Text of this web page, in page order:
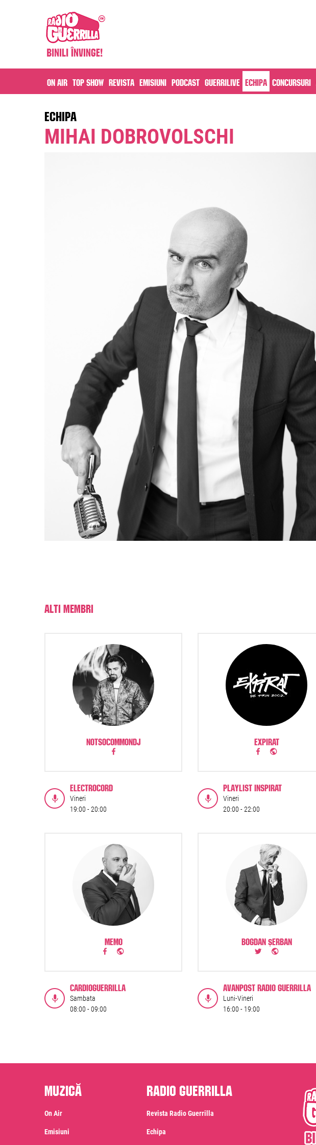
On air Top Show Revista Emisiuni Podcast Guerrilive Echipa Concursuri
ECHIPA
MIHAI DOBROVOLSCHI
Alti membri
NOTSOCOMMONDJ
ELECTROCORD
Vineri
19:00 -20:00
EXPIRAT
PLAYLIST INSPIRAT
Vineri
20:00 -22:00
MEMO
CARDIOGUERRILLA
Sambata
08:00 -09:00
BOGDAN ȘERBAN
AVANPOST RADIO GUERRILLA
Luni-Vineri
16:00 - 19:00
Muzică
On Air
Emisiuni
Radio Guerrilla
Revista Radio Guerrilla
Echipa